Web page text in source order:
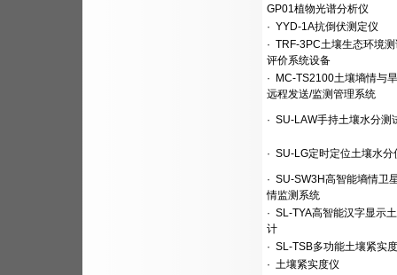
GP01植物光谱分析仪
· YYD-1A抗倒伏测定仪
· TRF-3PC土壤生态环境
评价系统设备
· MC-TS2100土壤墒情与
远程发送/监测管理系统
· SU-LAW手持土壤水分测
· SU-LG定时定位土壤水分
· SU-SW3H高智能墒情卫
情监测系统
· SL-TYA高智能汉字显示
计
· SL-TSB多功能土壤紧实
· 土壤紧实度仪